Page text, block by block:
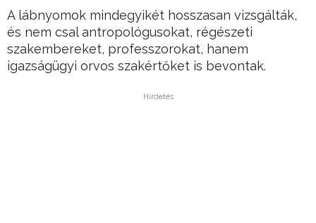
A lábnyomok mindegyikét hosszasan vizsgálták,
és nem csal antropológusokat, régészeti
szakembereket, professzorokat, hanem
igazságügyi orvos szakértőket is bevontak.
Hirdetés